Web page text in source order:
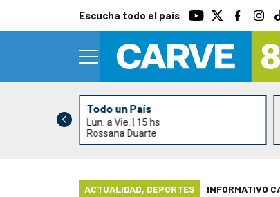
Escucha todo el país
Todo un País
Lun. a Vie. | 15 hs
Rossana Duarte
ACTUALIDAD, DEPORTES INFORMATIVO